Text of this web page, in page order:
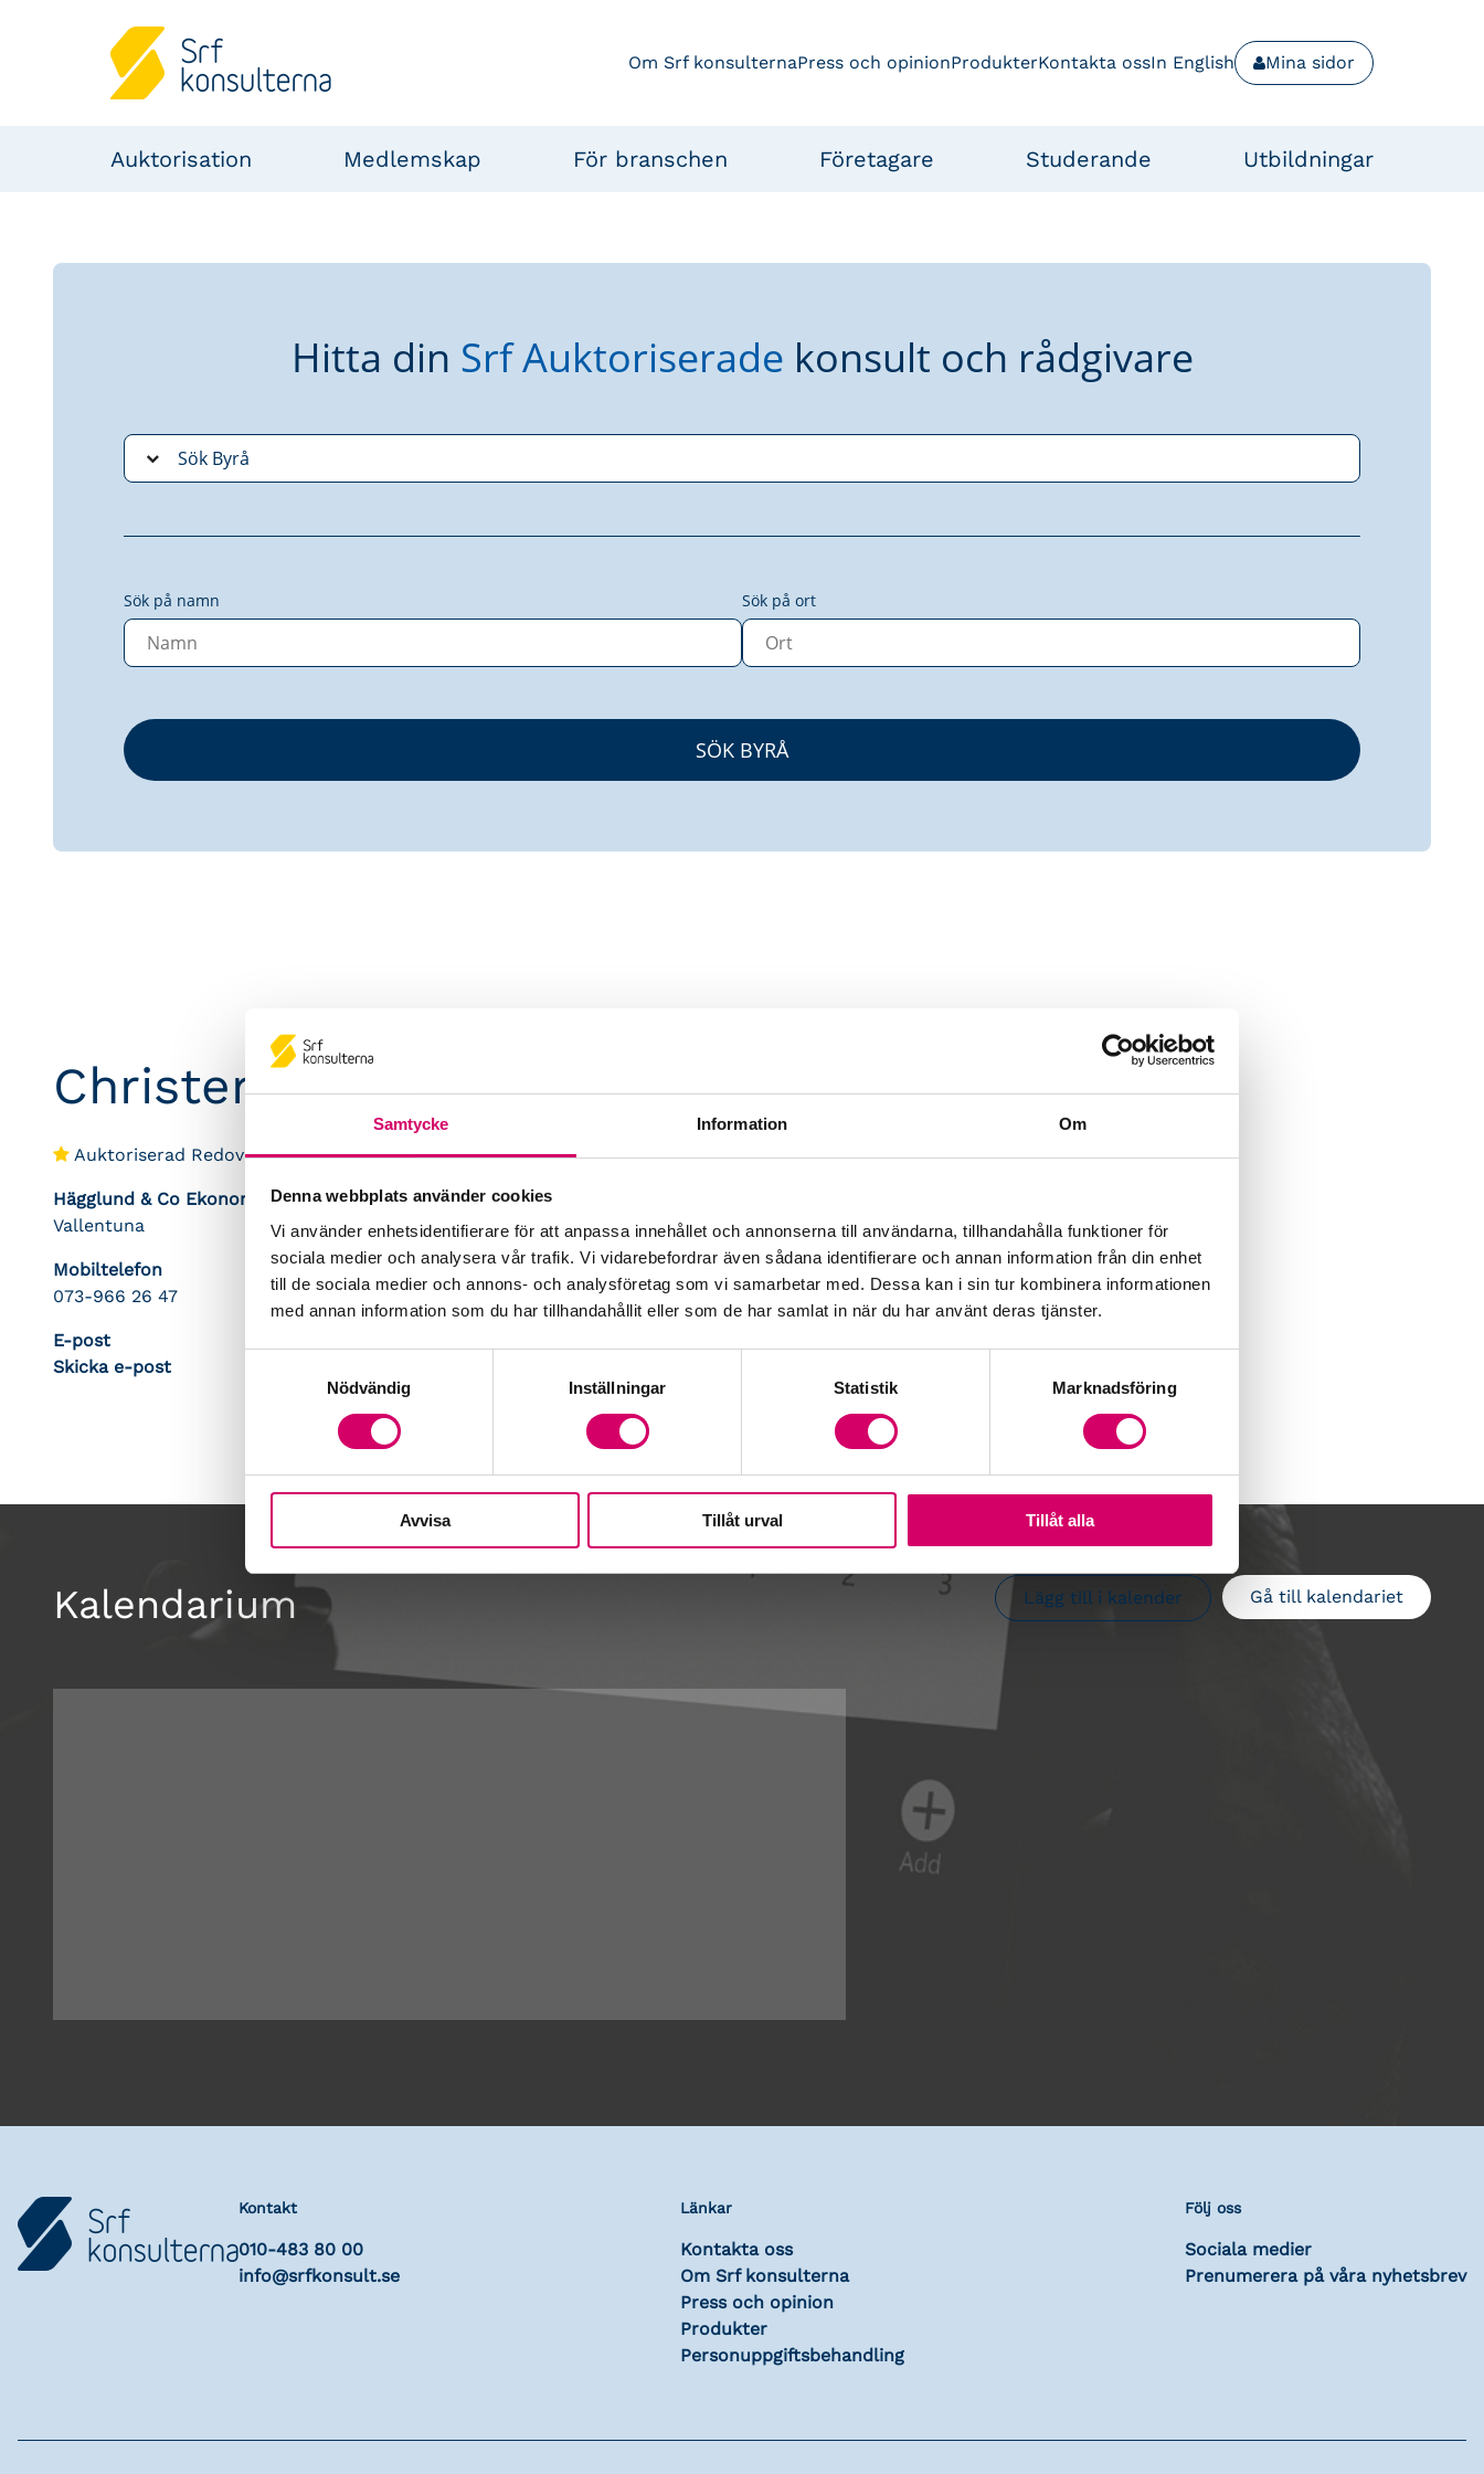
Samtycke Information Om
Denna webbplats använder cookies
Vi använder enhetsidentifierare för att anpassa innehållet och annonserna till användarna, tillhandahålla funktioner för
sociala medier och analysera vår trafik. Vi vidarebefordrar även sådana identifierare och annan information från din enhet
till de sociala medier och annons- och analysföretag som vi samarbetar med. Dessa kan i sin tur kombinera informationen
med annan information som du har tillhandahållit eller som de har samlat in när du har använt deras tjänster.
Nödvändig
Inställningar Statistik Marknadsföring
Avvisa Tillåt urval Tillåt alla
Om Srf konsulternaPress och opinionProdukterKontakta ossIn English Mina sidor
Auktorisation Medlemskap För branschen Företagare Studerande Utbildningar
Hitta din Srf Auktoriserade konsult och rådgivare
Sök på namn Sök på ort
Christer Hägglund
Auktoriserad Redovisningskonsult
Hägglund & Co Ekonomipartner AB
Vallentuna
Mobiltelefon
073-966 26 47
E-post
Skicka e-post
Kalendarium Gå till kalendariet
Lägg till i kalender
Kontakt
010-483 80 00
info@srfkonsult.se
Länkar
Kontakta oss
Om Srf konsulterna
Press och opinion
Produkter
Personuppgiftsbehandling
Följ oss
Sociala medier
Prenumerera på våra nyhetsbrev